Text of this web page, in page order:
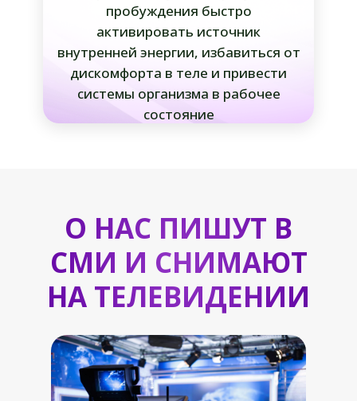
пробуждения быстро
активировать источник
внутренней энергии, избавиться от
дискомфорта в теле и привести
системы организма в рабочее
состояние
О НАС ПИШУТ В
СМИ И СНИМАЮТ
НА ТЕЛЕВИДЕНИИ